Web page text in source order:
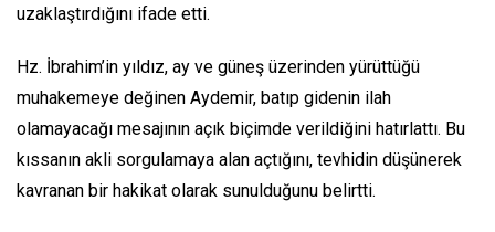
uzaklaştırdığını ifade etti.
Hz. İbrahim’in yıldız, ay ve güneş üzerinden yürüttüğü
muhakemeye değinen Aydemir, batıp gidenin ilah
olamayacağı mesajının açık biçimde verildiğini hatırlattı. Bu
kıssanın akli sorgulamaya alan açtığını, tevhidin düşünerek
kavranan bir hakikat olarak sunulduğunu belirtti.